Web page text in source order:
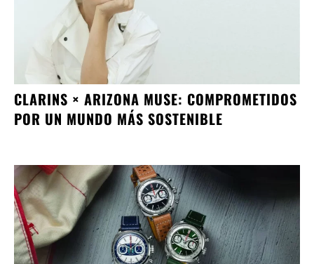
CLARINS × ARIZONA MUSE: COMPROMETIDOS
POR UN MUNDO MÁS SOSTENIBLE